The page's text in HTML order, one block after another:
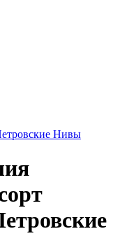
Нивы